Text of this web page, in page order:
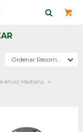
Recomendados
envío: Mediano